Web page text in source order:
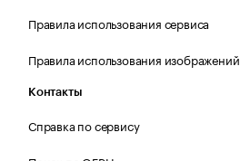
Правила использования сервиса
Правила использования изображений
Контакты
Справка по сервису